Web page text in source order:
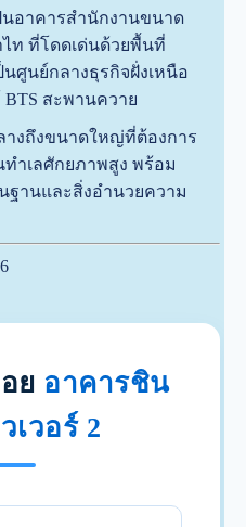
นอาคารสำนักงานขนาด
ท ที่โดดเด่นด้วยพื้นที่
ศูนย์กลางธุรกิจฝั่งเหนือ
สะพานควาย
างถึงขนาดใหญ่ที่ต้องการ
ทำเลศักยภาพสูง พร้อม
ฐานและสิ่งอำนวยความ
ย อาคารชิน
เวอร์ 2